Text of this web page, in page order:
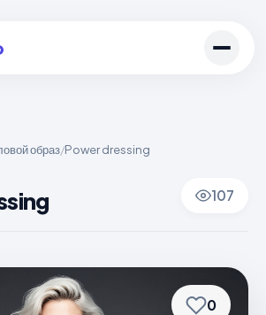
образ/Power dressing
107
0